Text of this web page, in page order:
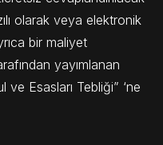
olarak veya elektronik
bir maliyet
yayımlanan
Esasları Tebliği” ‘ne